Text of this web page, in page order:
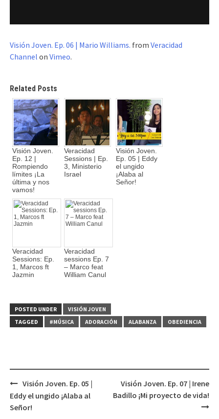
Visión Joven. Ep. 06 | Mario Williams. from Veracidad
Channel on Vimeo.
Related Posts
Visión Joven.
Ep. 12 |
Rompiendo
límites ¡La
última y nos
vamos!
Veracidad
Sessions | Ep.
3, Ministerio
Israel
Visión Joven.
Ep. 05 | Eddy
el ungido
¡Alaba al
Señor!
Veracidad
Sessions: Ep.
1, Marcos ft
Jazmin
Veracidad
sessions Ep. 7
– Marco feat
William Canul
POSTED UNDER
VISIÓN JOVEN
TAGGED
#MÚSICA ADORACIÓN ALABANZA OBEDIENCIA
Post
navigation
Visión Joven. Ep. 05 |
Eddy el ungido ¡Alaba al
Señor!
Visión Joven. Ep. 07 | Irene
Badillo ¡Mi proyecto de vida!